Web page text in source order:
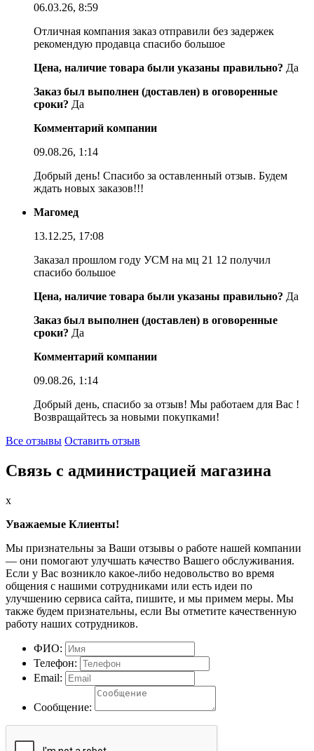
06.03.26, 8:59
Отличная компания заказ отправили без задержек
рекомендую продавца спасибо большое
Цена, наличие товара были указаны правильно? Да
Заказ был выполнен (доставлен) в оговоренные
сроки? Да
Комментарий компании
09.08.26, 1:14
Добрый день! Спасибо за оставленный отзыв. Будем
ждать новых заказов!!!
Магомед
13.12.25, 17:08
Заказал прошлом году УСМ на мц 21 12 получил
спасибо большое
Цена, наличие товара были указаны правильно? Да
Заказ был выполнен (доставлен) в оговоренные
сроки? Да
Комментарий компании
09.08.26, 1:14
Добрый день, спасибо за отзыв! Мы работаем для Вас !
Возвращайтесь за новыми покупками!
Все отзывы Оставить отзыв
Связь с администрацией магазина
x
Уважаемые Клиенты!
Мы признательны за Ваши отзывы о работе нашей компании
— они помогают улучшать качество Вашего обслуживания.
Если у Вас возникло какое-либо недовольство во время
общения с нашими сотрудниками или есть идеи по
улучшению сервиса сайта, пишите, и мы примем меры. Мы
также будем признательны, если Вы отметите качественную
работу наших сотрудников.
ФИО:
Телефон:
Email:
Сообщение: